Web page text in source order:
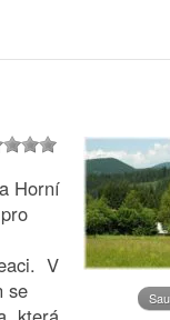
Horní
V
se